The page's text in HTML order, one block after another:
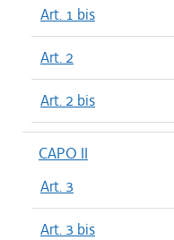
Art. 1 bis
Art. 2
Art. 2 bis
CAPO II
Art. 3
Art. 3 bis